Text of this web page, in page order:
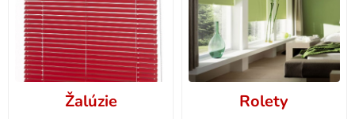
Žalúzie Rolety